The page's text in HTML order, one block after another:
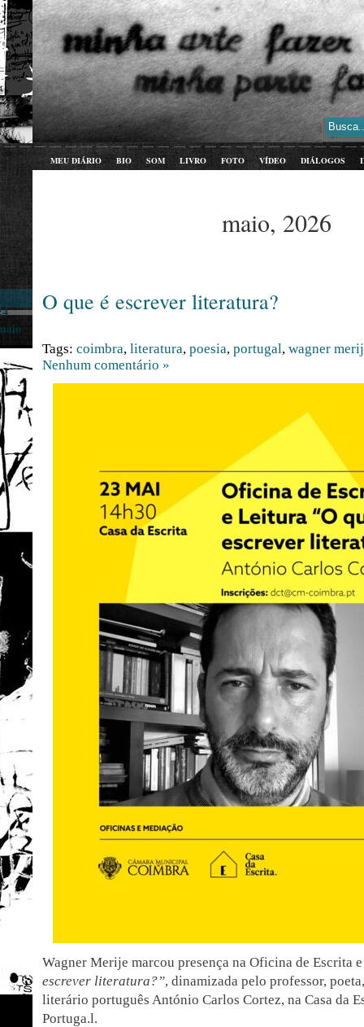
MEU DIÁRIO BIO SOM LIVRO FOTO VÍDEO DIÁLOGOS
maio, 2026
O que é escrever literatura?
Tags: coimbra, literatura, poesia, portugal, wagner
Nenhum comentário »
Wagner Merije marcou presença na Oficina de Escrita
escrever literatura?”, dinamizada pelo professor,
literário português António Carlos Cortez, na Casa da
Portuga.l.